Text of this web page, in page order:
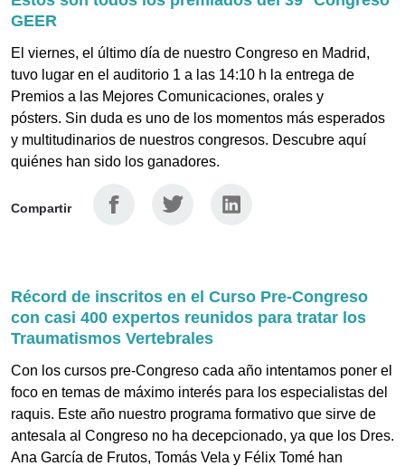
GEER
El viernes, el último día de nuestro Congreso en Madrid,
tuvo lugar en el auditorio 1 a las 14:10 h la entrega de
Premios a las Mejores Comunicaciones, orales y
pósters. Sin duda es uno de los momentos más esperados
y multitudinarios de nuestros congresos. Descubre aquí
quiénes han sido los ganadores.
Compartir
Facebook Twitter Linkedin
Récord de inscritos en el Curso Pre-Congreso
con casi 400 expertos reunidos para tratar los
Traumatismos Vertebrales
Con los cursos pre-Congreso cada año intentamos poner el
foco en temas de máximo interés para los especialistas del
raquis. Este año nuestro programa formativo que sirve de
antesala al Congreso no ha decepcionado, ya que los Dres.
Ana García de Frutos, Tomás Vela y Félix Tomé han